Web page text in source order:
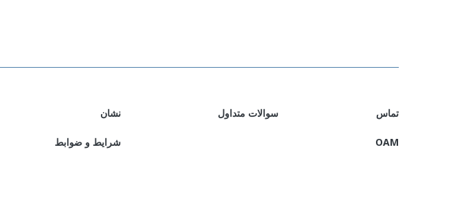
تماس
OAM
سوالات متداول نشان
شرایط و ضوابط